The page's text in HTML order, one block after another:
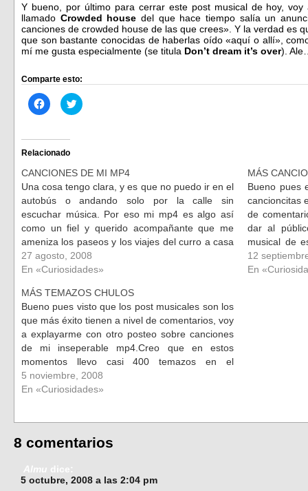
Y bueno, por último para cerrar este post musical de hoy,
llamado Crowded housedel que hace tiempo salía un
canciones de crowded house de las que crees». Y la verdad es
que son bastante conocidas de haberlas oído «aquí o allí»,
mí me gusta especialmente (se titula Don’t dream it’s over).
Comparte esto:
Haz
clic
Facebook
(Se
abre
en
una
ventana
nueva)
Haz
clic
en
una
ventana
nueva)
Relacionado
CANCIONES DE MI MP4
Una cosa tengo clara, y es que no puedo ir en el
autobús o andando solo por la calle sin
escuchar música. Por eso mi mp4 es algo así
como un fiel y querido acompañante que me
ameniza los paseos y los viajes del curro a casa
y viceversa. Si…
27 agosto, 2008
En «Curiosidades»
MÁS
Bueno pues
cancioncitas
de
dar al
musical de
mi mp4 y he
12
En
MÁS TEMAZOS CHULOS
Bueno pues visto que los post musicales son los
que más éxito tienen a nivel de comentarios, voy
a explayarme con otro posteo sobre canciones
de mi inseperable mp4.Creo que en estos
momentos llevo casi 400 temazos en el
susodicho (todos ellos tienen su encanto) así
que me cuesta horrores…
5 noviembre, 2008
En «Curiosidades»
8 comentarios
Almu dice:
5 octubre, 2008 a las 2:04 pm